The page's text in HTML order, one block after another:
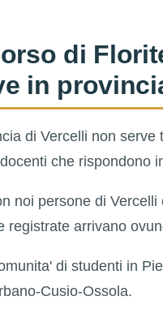
di
in
di Vercelli non
che rispondono
noi persone di
registrate arrivano
di studenti in
Cusio-Ossola.